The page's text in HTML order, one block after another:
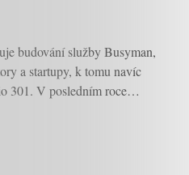
budování služby Busyman,
a startupy, k tomu navíc
301. V posledním roce…